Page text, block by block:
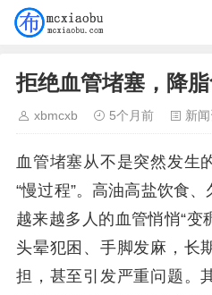
拒绝血管堵塞，降
xbmcxb 5个月前 新
血管堵塞从不是突然发生
“慢过程”。高油高盐饮食
越来越多人的血管悄悄“变
头晕犯困、手脚发麻，长
担，甚至引发严重问题。